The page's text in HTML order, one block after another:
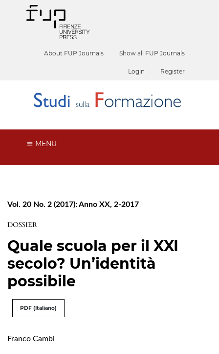
About FUP Journals Show all FUP Journals
Login Register
MENU
Vol. 20 No. 2 (2017): Anno XX, 2-2017
DOSSIER
Quale scuola per il XXI
secolo? Un’identità
possibile
PDF (Italiano)
Franco Cambi